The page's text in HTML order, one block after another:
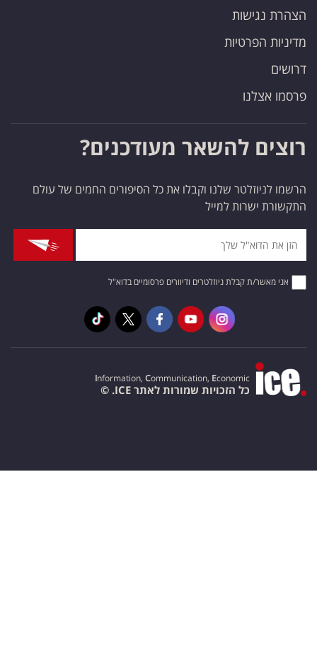
הצהרת נגישות
מדיניות הפרטיות
דרושים
פרסמו אצלנו
רוצים להשאר מעודכנים?
הרשמו לניוזלטר שלנו וקבלו את כל הסיפורים החמים של עולם
התקשורת ישרות למייל
אני מאשר/ת קבלת ניוזלטרים ודיוורים פרסומיים בדוא"ל
Information, Communication, Economic
כל הזכויות שמורות לאתר ICE. ©